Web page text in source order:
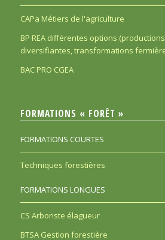
CAPa Métiers de l'agriculture
BP REA différentes options
diversifiantes, transformations
BAC PRO CGEA
FORMATIONS « FORÊT »
FORMATIONS COURTES
Techniques forestières
FORMATIONS LONGUES
CS Arboriste élagueur
BTSA Gestion forestière